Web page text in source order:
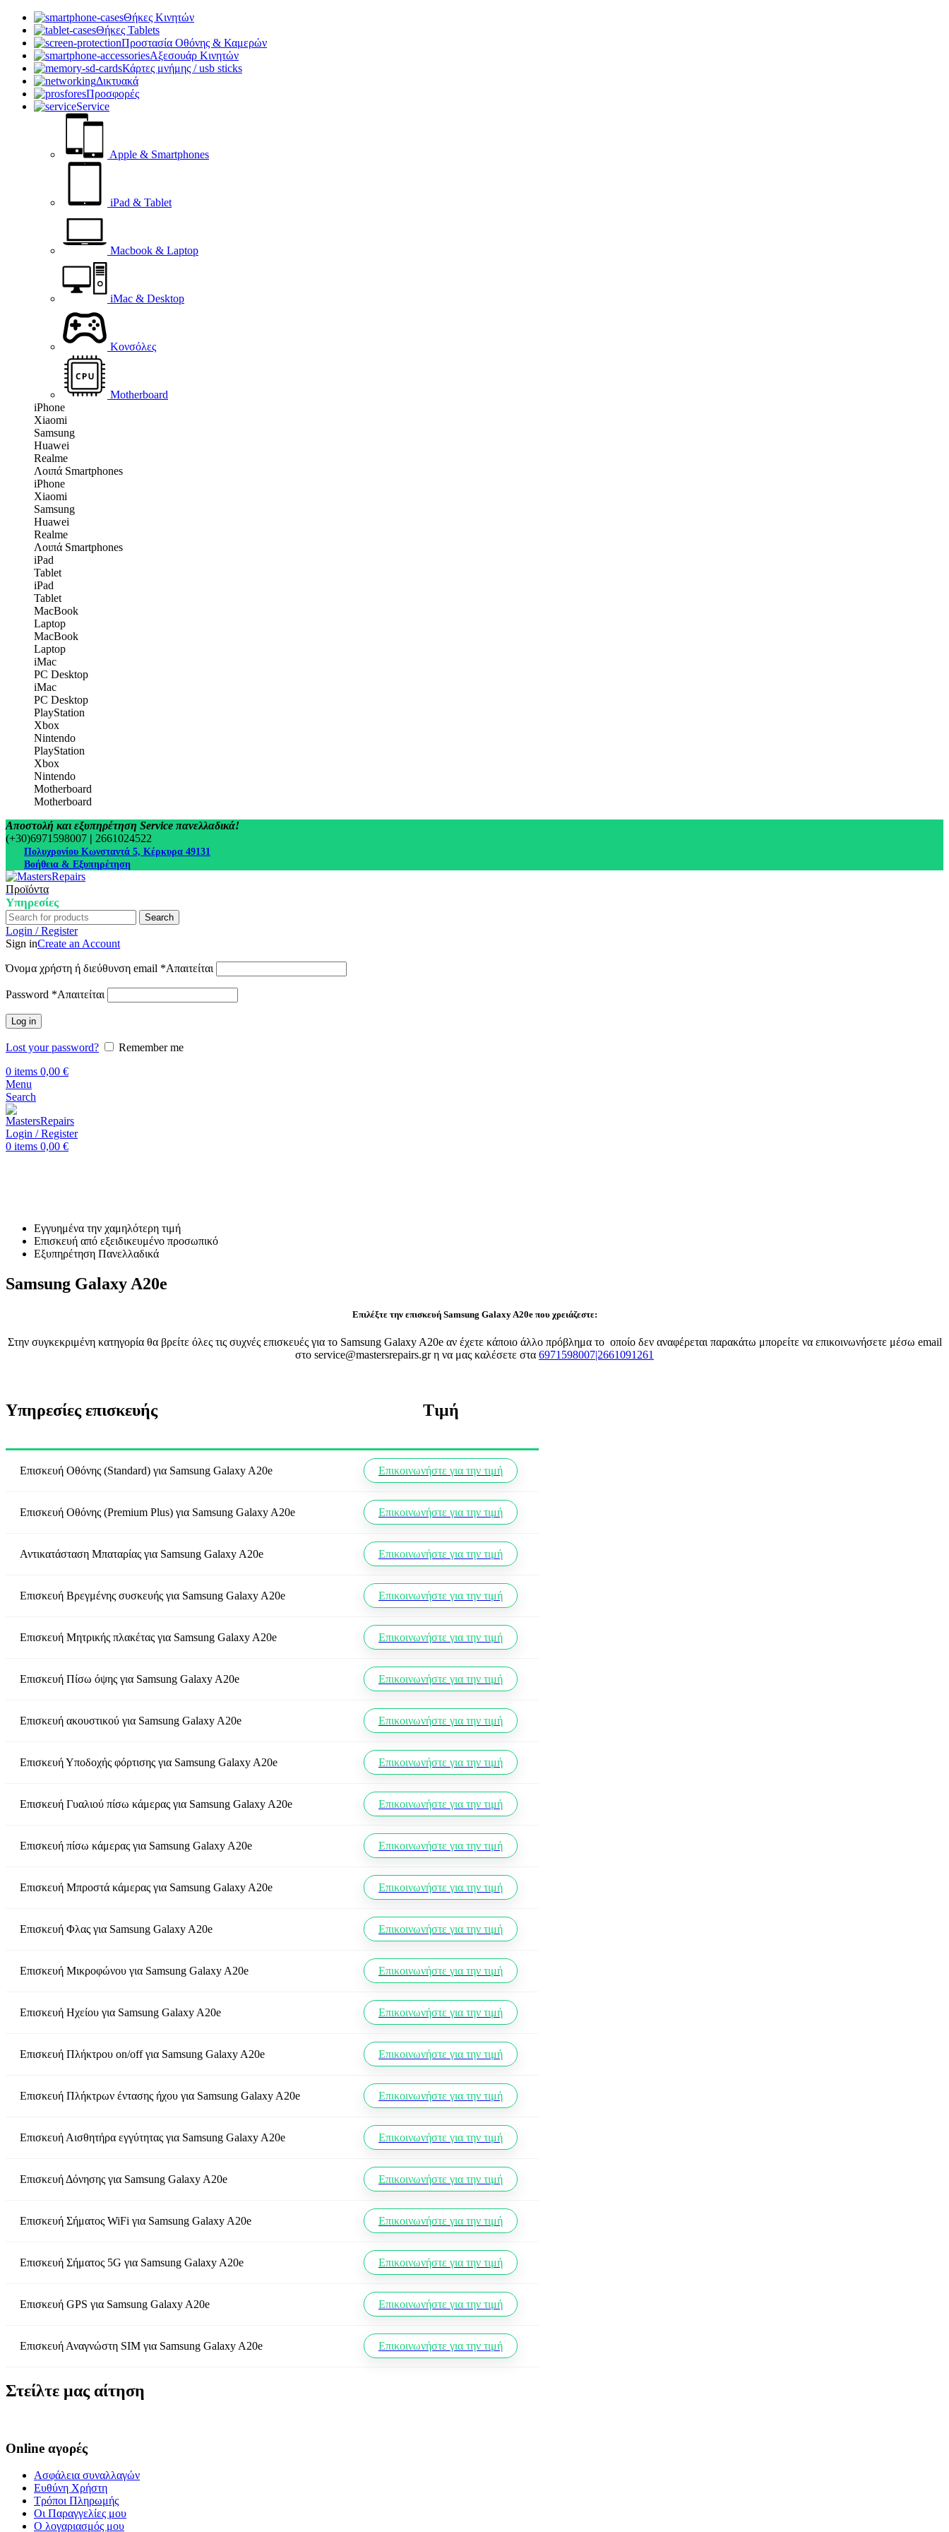
Θήκες Κινητών
Θήκες Tablets
Προστασία Οθόνης & Καμερών
Αξεσουάρ Κινητών
Κάρτες μνήμης / usb sticks
Δικτυακά
Προσφορές
Service
Apple & Smartphones
iPad & Tablet
Macbook & Laptop
iMac & Desktop
Κονσόλες
Motherboard
iPhone
Xiaomi
Samsung
Huawei
Realme
Λοιπά Smartphones
iPhone
Xiaomi
Samsung
Huawei
Realme
Λοιπά Smartphones
iPad
Tablet
iPad
Tablet
MacBook
Laptop
MacBook
Laptop
iMac
PC Desktop
iMac
PC Desktop
PlayStation
Xbox
Nintendo
PlayStation
Xbox
Nintendo
Motherboard
Motherboard
Αποστολή και εξυπηρέτηση Service πανελλαδικά!
(+30)6971598007 | 2661024522
Πολυχρονίου Κωνσταντά 5, Κέρκυρα 49131
Βοήθεια & Εξυπηρέτηση
Προϊόντα
Υπηρεσίες
Search
Login / Register
Sign inCreate an Account
Όνομα χρήστη ή διεύθυνση email *Απαιτείται
Password *Απαιτείται
Log in
Lost your password?
Remember me
0 items 0,00 €
Menu
Search
Login / Register
0 items 0,00 €
Εγγυημένα την χαμηλότερη τιμή
Επισκευή από εξειδικευμένο προσωπικό
Εξυπηρέτηση Πανελλαδικά
Samsung Galaxy A20e
Επιλέξτε την επισκευή Samsung Galaxy A20e που χρειάζεστε:
Στην συγκεκριμένη κατηγορία θα βρείτε όλες τις συχνές επισκευές για το Samsung Galaxy A20e αν έχετε κάποιο άλλο πρόβλημα το οποίο δεν αναφέρεται παρακάτω μπορείτε να επικοινωνήσετε μέσω email
στο service@mastersrepairs.gr η να μας καλέσετε στα 6971598007|2661091261
Υπηρεσίες επισκευής Τιμή
Επισκευή Οθόνης (Standard) για Samsung Galaxy A20e Επικοινωνήστε για την τιμή
Επισκευή Οθόνης (Premium Plus) για Samsung Galaxy A20e Επικοινωνήστε για την τιμή
Αντικατάσταση Μπαταρίας για Samsung Galaxy A20e Επικοινωνήστε για την τιμή
Επισκευή Βρεγμένης συσκευής για Samsung Galaxy A20e Επικοινωνήστε για την τιμή
Επισκευή Μητρικής πλακέτας για Samsung Galaxy A20e Επικοινωνήστε για την τιμή
Επισκευή Πίσω όψης για Samsung Galaxy A20e Επικοινωνήστε για την τιμή
Επισκευή ακουστικού για Samsung Galaxy A20e Επικοινωνήστε για την τιμή
Επισκευή Υποδοχής φόρτισης για Samsung Galaxy A20e Επικοινωνήστε για την τιμή
Επισκευή Γυαλιού πίσω κάμερας για Samsung Galaxy A20e Επικοινωνήστε για την τιμή
Επισκευή πίσω κάμερας για Samsung Galaxy A20e Επικοινωνήστε για την τιμή
Επισκευή Μπροστά κάμερας για Samsung Galaxy A20e Επικοινωνήστε για την τιμή
Επισκευή Φλας για Samsung Galaxy A20e Επικοινωνήστε για την τιμή
Επισκευή Μικροφώνου για Samsung Galaxy A20e Επικοινωνήστε για την τιμή
Επισκευή Ηχείου για Samsung Galaxy A20e Επικοινωνήστε για την τιμή
Επισκευή Πλήκτρου on/offγια Samsung Galaxy A20e Επικοινωνήστε για την τιμή
Επισκευή Πλήκτρων έντασης ήχου για Samsung Galaxy A20e Επικοινωνήστε για την τιμή
Επισκευή Αισθητήρα εγγύτητας για Samsung Galaxy A20e Επικοινωνήστε για την τιμή
Επισκευή Δόνησης για Samsung Galaxy A20e Επικοινωνήστε για την τιμή
Επισκευή Σήματος WiFi για Samsung Galaxy A20e Επικοινωνήστε για την τιμή
Επισκευή Σήματος 5G για Samsung Galaxy A20e Επικοινωνήστε για την τιμή
Επισκευή GPS για Samsung Galaxy A20e Επικοινωνήστε για την τιμή
Επισκευή Αναγνώστη SIM για Samsung Galaxy A20e Επικοινωνήστε για την τιμή
Στείλτε μας αίτηση
Online αγορές
Ασφάλεια συναλλαγών
Ευθύνη Χρήστη
Τρόποι Πληρωμής
Οι Παραγγελίες μου
Ο λογαριασμός μου